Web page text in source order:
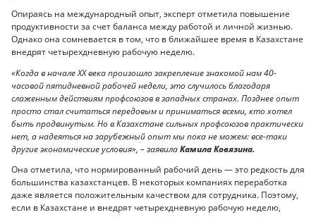
Опираясь на международный опыт, эксперт отметила повышение
продуктивности за счет баланса между работой и личной жизнью.
Однако она сомневается в том, что в ближайшее время в Казахстане
внедрят четырехдневную рабочую неделю.
«Когда в начале ХХ века произошло закрепление знакомой нам 40-
часовой пятидневной рабочей недели, это случилось благодаря
слаженным действиям профсоюзов в западных странах. Позднее опыт
просто стал считаться передовым и приниматься всеми, кто хотел
быть продвинутым. Но в Казахстане сильных профсоюзов практически
нет, а надеяться на зарубежный опыт мы пока не можем: все-таки
другие экономические условия», – заявилаКамила Ковязина.
Она отметила, что нормированный рабочий день — это редкость для
большинства казахстанцев. В некоторых компаниях переработка
даже является положительным качеством для сотрудника. Поэтому,
если в Казахстане и внедрят четырехдневную рабочую неделю,